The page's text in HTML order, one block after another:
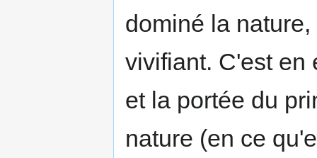
dominé la
vivifiant. C'est en
et la portée du
nature (en ce